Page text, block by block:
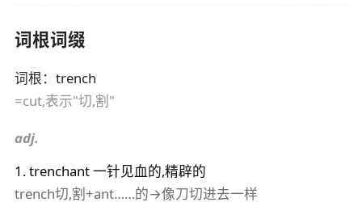
词根词缀
词根： trench
=cut,表示"切,割"
adj.
1 .trenchant一针见血的,精辟的
trench切,割+ant……的→像刀切进去一样